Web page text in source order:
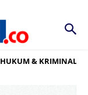
HUKUM & KRIMINAL